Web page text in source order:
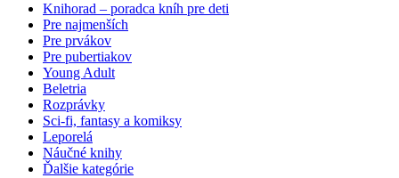
Knihorad – poradca kníh pre deti
Pre najmenších
Pre prvákov
Pre pubertiakov
Young Adult
Beletria
Rozprávky
Sci-fi, fantasy a komiksy
Leporelá
Náučné knihy
Ďalšie kategórie